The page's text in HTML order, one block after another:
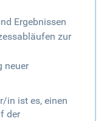
Ergebnissen
zur
neuer
in ist es, einen
der